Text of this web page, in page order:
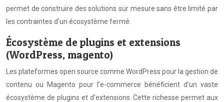
permet de construire des solutions sur mesure sans être limité par
les contraintes d’un écosystème fermé.
Écosystème de plugins et extensions
(WordPress, magento)
Les plateformes open source comme WordPress pour la gestion de
contenu ou Magento pour l’e-commerce bénéficient d’un vaste
écosystème de plugins et d’extensions. Cette richesse permet aux